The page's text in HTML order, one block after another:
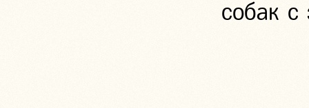
собак с